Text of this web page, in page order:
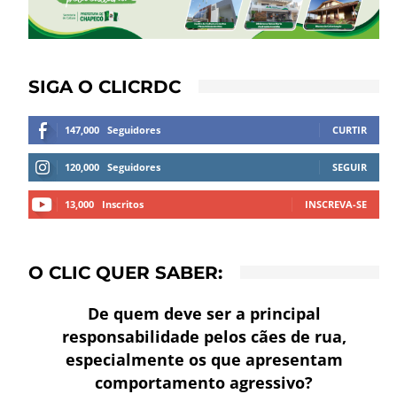
SIGA O CLICRDC
147,000 Seguidores CURTIR
120,000 Seguidores SEGUIR
13,000 Inscritos INSCREVA-SE
O CLIC QUER SABER:
De quem deve ser a principal
responsabilidade pelos cães de rua,
especialmente os que apresentam
comportamento agressivo?